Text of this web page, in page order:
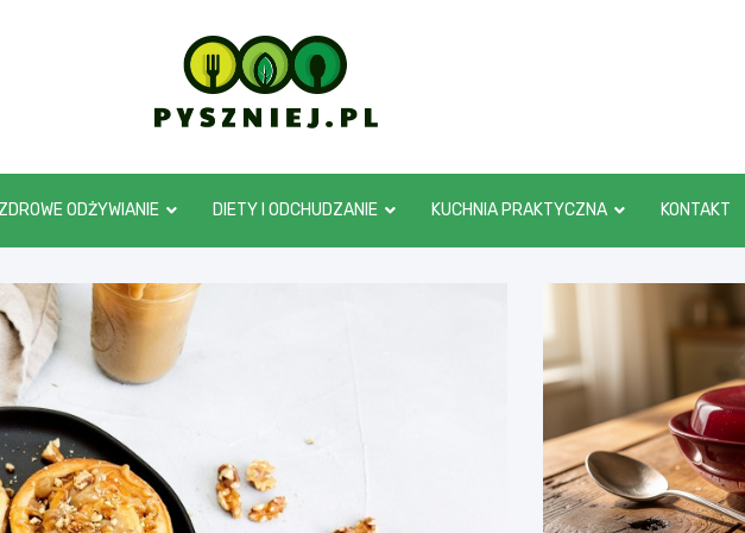
pyszniej.pl
ZDROWE ODŻYWIANIE DIETY I ODCHUDZANIE KUCHNIA PRAKTYCZNA KONTAKT